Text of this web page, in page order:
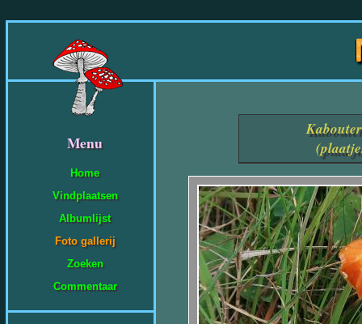
Menu
Home
Vindplaatsen
Albumlijst
Foto gallerij
Zoeken
Commentaar